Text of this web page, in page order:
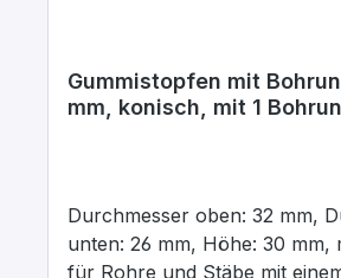
Gummistopfen mit
mm, konisch, mit 1
Durchmesser oben: 32 mm,
unten: 26 mm, Höhe: 30 mm,
für Rohre und Stäbe mit